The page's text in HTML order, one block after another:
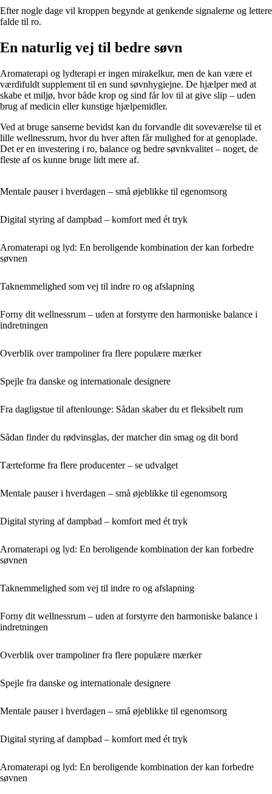
Efter nogle dage vil kroppen begynde at genkende signalerne og lettere
falde til ro.
En naturlig vej til bedre søvn
Aromaterapi og lydterapi er ingen mirakelkur, men de kan være et
værdifuldt supplement til en sund søvnhygiejne. De hjælper med at
skabe et miljø, hvor både krop og sind får lov til at give slip – uden
brug af medicin eller kunstige hjælpemidler.
Ved at bruge sanserne bevidst kan du forvandle dit soveværelse til et
lille wellnessrum, hvor du hver aften får mulighed for at genoplade.
Det er en investering i ro, balance og bedre søvnkvalitet – noget, de
fleste af os kunne bruge lidt mere af.
Mentale pauser i hverdagen – små øjeblikke til egenomsorg
Digital styring af dampbad – komfort med ét tryk
Aromaterapi og lyd: En beroligende kombination der kan forbedre
søvnen
Taknemmelighed som vej til indre ro og afslapning
Forny dit wellnessrum – uden at forstyrre den harmoniske balance i
indretningen
Overblik over trampoliner fra flere populære mærker
Spejle fra danske og internationale designere
Fra dagligstue til aftenlounge: Sådan skaber du et fleksibelt rum
Sådan finder du rødvinsglas, der matcher din smag og dit bord
Tærteforme fra flere producenter – se udvalget
Mentale pauser i hverdagen – små øjeblikke til egenomsorg
Digital styring af dampbad – komfort med ét tryk
Aromaterapi og lyd: En beroligende kombination der kan forbedre
søvnen
Taknemmelighed som vej til indre ro og afslapning
Forny dit wellnessrum – uden at forstyrre den harmoniske balance i
indretningen
Overblik over trampoliner fra flere populære mærker
Spejle fra danske og internationale designere
Mentale pauser i hverdagen – små øjeblikke til egenomsorg
Digital styring af dampbad – komfort med ét tryk
Aromaterapi og lyd: En beroligende kombination der kan forbedre
søvnen